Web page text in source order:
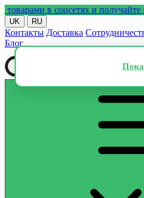
в соцсетях и получайте
UK RU
Контакты Доставка
Блог